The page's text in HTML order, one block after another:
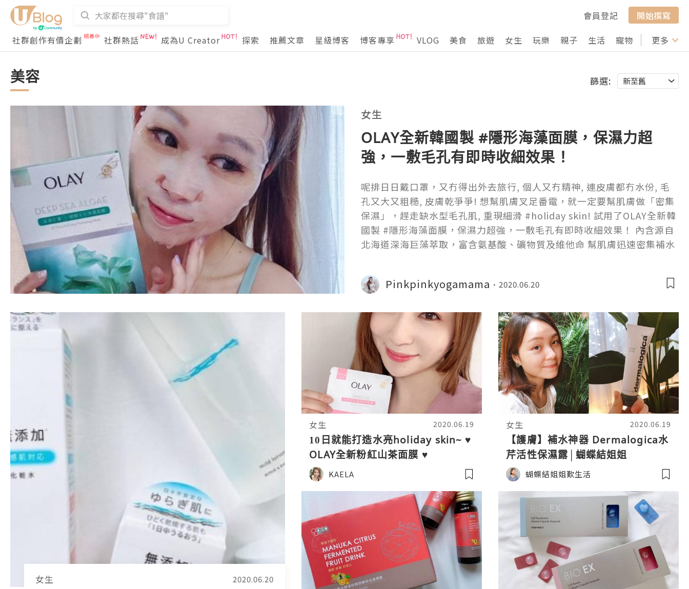
會員登記
開始撰寫
社群創作有價企劃
社群熱話 成為U Creator 探索 推薦文章 星級博客 博客專享 VLOG 美食 旅遊 女生 玩樂 親子 生活 寵物 行山 打卡
更多
美容 篩選:
女生
OLAY全新韓國製 #隱形海藻面膜，保濕力超
強，一敷毛孔有即時收細效果！
呢排日日戴口罩，又冇得出外去旅行, 個人又冇精神, 連皮膚都冇水份, 毛
孔又大又粗糙, 皮膚乾爭爭! 想幫肌膚叉足番電，就一定要幫肌膚做「密集
保濕」，趕走缺水型毛孔肌, 重現細滑 #holiday skin! 試用了OLAY全新韓
國製 #隱形海藻面膜，保濕力超強，一敷毛孔有即時收細效果！ 內含源自
北海道深海巨藻萃取，富含氨基酸、礦物質及維他命 幫肌膚迅速密集補水
Pinkpinkyogamama 2020.06.20
女生 2020.06.20
女生 2020.06.19
10日就能打造水亮holiday skin~ ♥
OLAY全新粉紅山茶面膜 ♥
KAELA
女生 2020.06.19
【護膚】補水神器 Dermalogica水
芹活性保濕露│蝴蝶結姐姐
蝴蝶結姐姐歎生活